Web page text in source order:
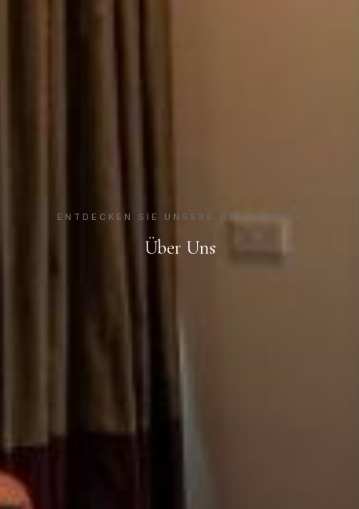
ENTDECKEN SIE UNSERE GESCHICHTE
Über Uns